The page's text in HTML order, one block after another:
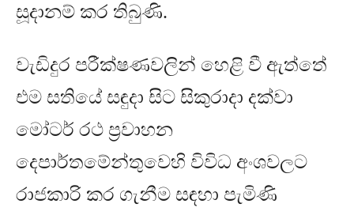
සූදානම් කර තිබුණි.
වැඩිදුර පරීක්ෂණවලින් හෙළි වී ඇත්තේ
එම සතියේ සඳුදා සිට සිකුරාදා දක්වා
මෝටර් රථ ප්‍රවාහන
දෙපාර්තමේන්තුවෙහි විවිධ අංශවලට
රාජකාරි කර ගැනීම සඳහා පැමිණි